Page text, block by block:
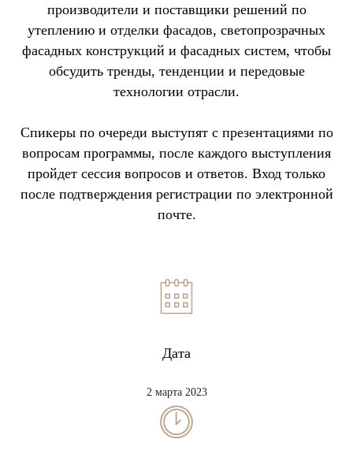
производители и поставщики решений по
утеплению и отделки фасадов, светопрозрачных
фасадных конструкций и фасадных систем, чтобы
обсудить тренды, тенденции и передовые
технологии отрасли.
Спикеры по очереди выступят с презентациями по
вопросам программы, после каждого выступления
пройдет сессия вопросов и ответов. Вход только
после подтверждения регистрации по электронной
почте.
Дата
2 марта 2023